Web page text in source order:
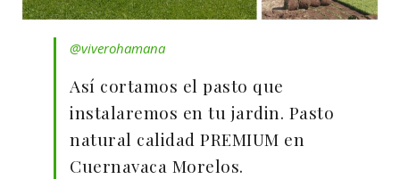
@viverohamana
Así cortamos el pasto que
instalaremos en tu jardin. Pasto
natural calidad PREMIUM en
Cuernavaca Morelos.